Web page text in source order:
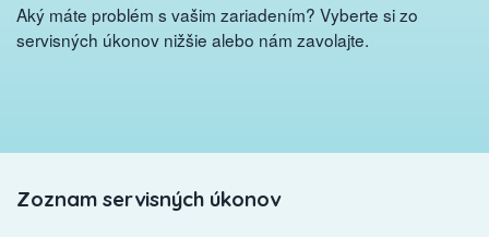
Aký máte problém s vašim zariadením? Vyberte si zo
servisných úkonov nižšie alebo nám zavolajte.
Zoznam servisných úkonov